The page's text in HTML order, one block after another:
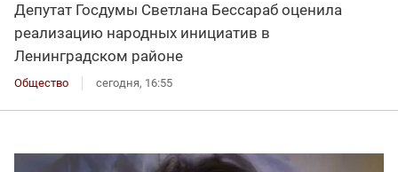
Депутат Госдумы Светлана Бессараб оценила
реализацию народных инициатив в
Ленинградском районе
Общество сегодня, 16:55